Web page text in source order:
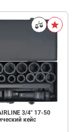
3/4" 17-50
кейс